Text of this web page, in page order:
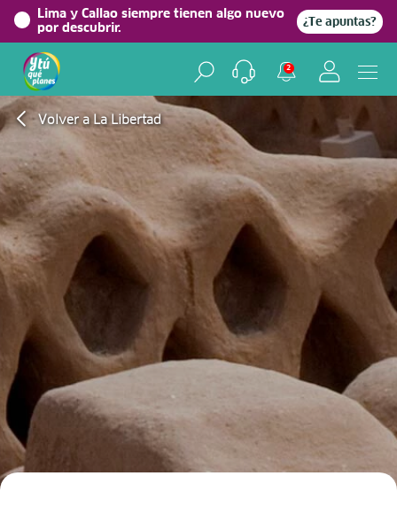
Lima y Callao siempre tienen algo nuevo
por descubrir.
¿Te apuntas?
2
Volver a La Libertad